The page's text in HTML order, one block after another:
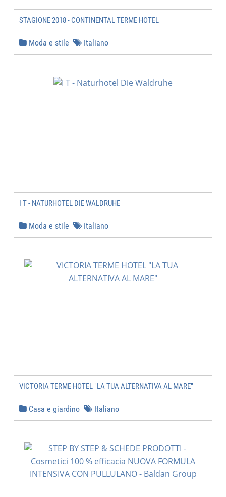
STAGIONE 2018 - CONTINENTAL TERME HOTEL
Moda e stile Italiano
I T - NATURHOTEL DIE WALDRUHE
Moda e stile Italiano
VICTORIA TERME HOTEL "LA TUA ALTERNATIVA AL MARE"
Casa e giardino Italiano